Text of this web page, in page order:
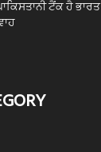
ਟੈਂਕ ਹੈ